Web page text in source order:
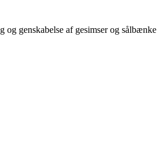
og genskabelse af gesimser og sålbænke